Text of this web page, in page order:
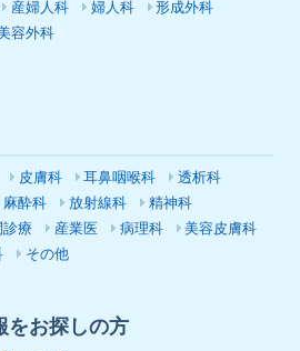
産婦人科 婦人科
形成外科
容外科
皮膚科 耳鼻咽喉科
透析科
麻酔科 放射線科
精神科
診療 産業医 病理科
美容皮膚科
その他
をお探しの方